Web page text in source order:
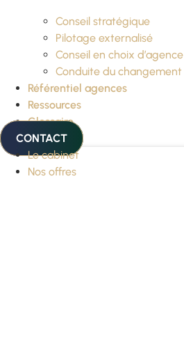
Conseil stratégique
Pilotage externalisé
Conseil en choix d’agence
Conduite du changement
Référentiel agences
Ressources
Glossaire
CONTACT
Le cabinet
Nos offres